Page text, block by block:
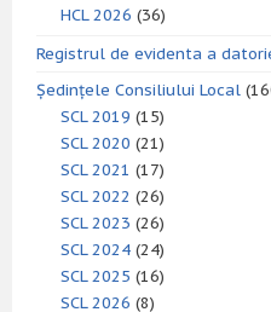
HCL 2026 (36)
Registrul de evidenta a
Ședințele Consiliului Local
SCL 2019 (15)
SCL 2020 (21)
SCL 2021 (17)
SCL 2022 (26)
SCL 2023 (26)
SCL 2024 (24)
SCL 2025 (16)
SCL 2026 (8)